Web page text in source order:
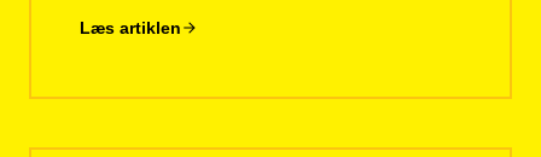
Læs artiklen